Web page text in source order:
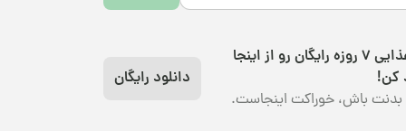
رژیم غذایی 7 روزه رایگان رو از اینجا
کن!
بدنت باش، خوراکت اینجاست.
دانلود رایگان